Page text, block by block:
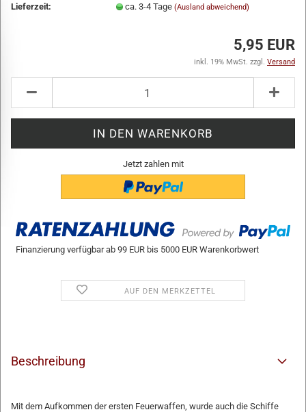
Lieferzeit:
ca. 3-4 Tage (Ausland abweichend)
5,95 EUR
inkl. 19% MwSt. zzgl. Versand
Jetzt zahlen mit
Finanzierung verfügbar ab 99 EUR bis 5000 EUR Warenkorbwert
AUF DEN MERKZETTEL
Beschreibung
Mit dem Aufkommen der ersten Feuerwaffen, wurde auch die Schiffe